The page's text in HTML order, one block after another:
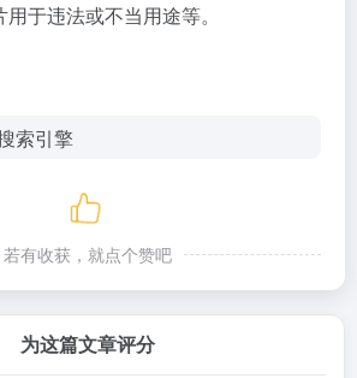
于违法或不当用途等。
若有收获，就点个赞吧
为这篇文章评分